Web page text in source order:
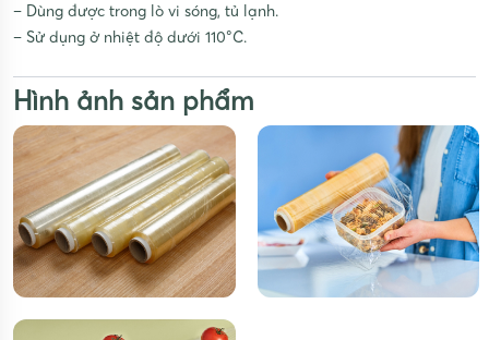
– Dùng được trong lò vi sóng, tủ lạnh.
– Sử dụng ở nhiệt độ dưới 110°C.
Hình ảnh sản phẩm